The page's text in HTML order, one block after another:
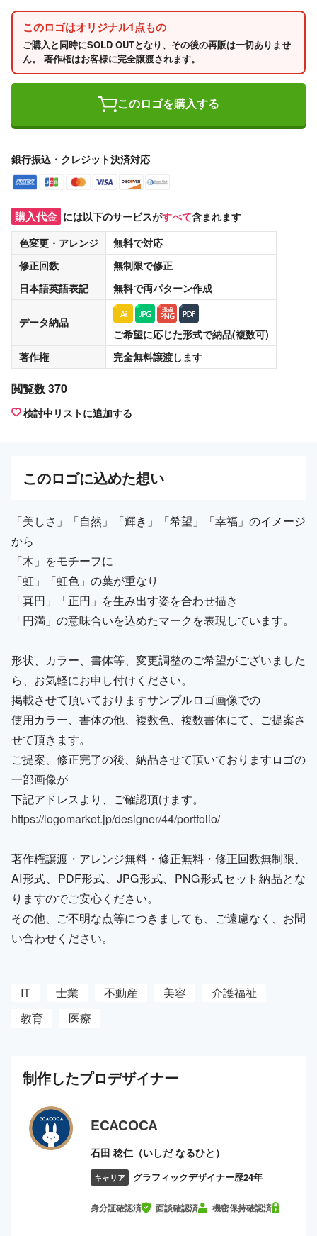
このロゴはオリジナル1点もの
ご購入と同時にSOLD OUTとなり、その後の再販は一切ありませ
ん。 著作権はお客様に完全譲渡されます。
このロゴを購入する
銀行振込・クレジット決済対応
購入代金 には以下のサービスがすべて含まれます
色変更・アレンジ
無料で対応
修正回数
無制限で修正
日本語英語表記
無料で両パターン作成
データ納品
ご希望に応じた形式で納品(複数可)
著作権
完全無料譲渡します
閲覧数 370
検討中リストに追加する
このロゴに込めた想い
「美しさ」「自然」「輝き」「希望」「幸福」のイメージ
から
「木」をモチーフに
「虹」「虹色」の葉が重なり
「真円」「正円」を生み出す姿を合わせ描き
「円満」の意味合いを込めたマークを表現しています。
形状、カラー、書体等、変更調整のご希望がございました
ら、お気軽にお申し付けください。
掲載させて頂いておりますサンプルロゴ画像での
使用カラー、書体の他、複数色、複数書体にて、ご提案さ
せて頂きます。
ご提案、修正完了の後、納品させて頂いておりますロゴの
一部画像が
下記アドレスより、ご確認頂けます。
https://logomarket.jp/designer/44/portfolio/
著作権譲渡・アレンジ無料・修正無料・修正回数無制限、
AI形式、PDF形式、JPG形式、PNG形式セット納品とな
りますのでご安心ください。
その他、ご不明な点等につきましても、ご遠慮なく、お問
い合わせください。
IT 士業 不動産 美容
介護福祉
教育
医療
制作したプロデザイナー
ECACOCA
石田 稔仁（いしだ なるひと）
キャリア グラフィックデザイナー歴24年
身分証確認済 面談確認済 機密保持確認済